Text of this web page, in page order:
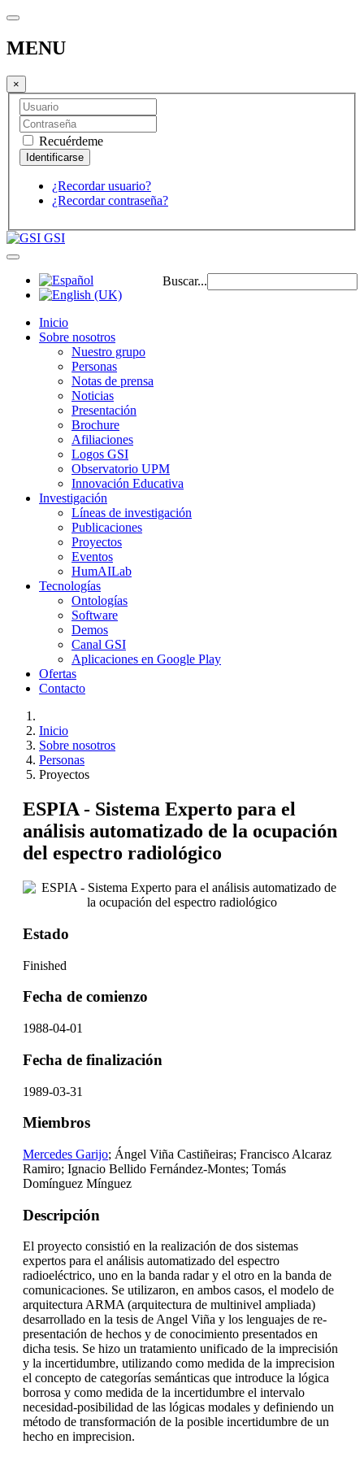
MENU
×
Recuérdeme
¿Recordar usuario?
¿Recordar contraseña?
GSI
Buscar...
Inicio
Sobre nosotros
Nuestro grupo
Personas
Notas de prensa
Noticias
Presentación
Brochure
Afiliaciones
Logos GSI
Observatorio UPM
Innovación Educativa
Investigación
Líneas de investigación
Publicaciones
Proyectos
Eventos
HumAILab
Tecnologías
Ontologías
Software
Demos
Canal GSI
Aplicaciones en Google Play
Ofertas
Contacto
Inicio
Sobre nosotros
Personas
Proyectos
ESPIA - Sistema Experto para el
análisis automatizado de la ocupación
del espectro radiológico
Estado
Finished
Fecha de comienzo
1988-04-01
Fecha de finalización
1989-03-31
Miembros
Mercedes Garijo; Ángel Viña Castiñeiras; Francisco Alcaraz
Ramiro; Ignacio Bellido Fernández-Montes; Tomás
Domínguez Mínguez
Descripción
El proyecto consistió en la realización de dos sistemas
expertos para el análisis automatizado del espectro
radioeléctrico, uno en la banda radar y el otro en la banda de
comunicaciones. Se utilizaron, en ambos casos, el modelo de
arquitectura ARMA (arquitectura de multinivel ampliada)
desarrollado en la tesis de Angel Viña y los lenguajes de re-
presentación de hechos y de conocimiento presentados en
dicha tesis. Se hizo un tratamiento unificado de la imprecisión
y la incertidumbre, utilizando como medida de la imprecision
el concepto de categorías semánticas que introduce la lógica
borrosa y como medida de la incertidumbre el intervalo
necesidad-posibilidad de las lógicas modales y definiendo un
método de transformación de la posible incertidumbre de un
hecho en imprecision.